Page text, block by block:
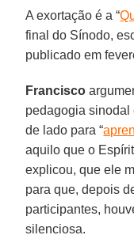
A exortação é a “
final do Sínodo,
publicado em
Francisco
pedagogia sinodal
de lado para “
aquilo que o
explicou, que ele
para que, depois
participantes,
silenciosa.